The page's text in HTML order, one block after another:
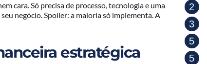
cara. Só precisa de processo, tecnologia e uma
negócio. Spoiler: a maioria só implementa. A
estratégica
2
3
5
5